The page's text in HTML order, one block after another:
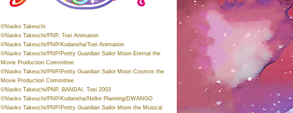
©Naoko Takeuchi
©Naoko Takeuchi/PNP, Toei Animation
©Naoko Takeuchi/PNP/Kodansha/Toei Animation
©Naoko Takeuchi/PNP/Pretty Guardian Sailor Moon Eternal the
Movie Production Committee
©Naoko Takeuchi/PNP/Pretty Guardian Sailor Moon Cosmos the
Movie Production Committee
©Naoko Takeuchi/PNP, BANDAI, Toei 2003
©Naoko Takeuchi/PNP/Kodansha/Nelke Planning/DWANGO
©Naoko Takeuchi/PNP/Pretty Guardian Sailor Moon the Musical